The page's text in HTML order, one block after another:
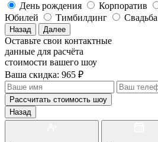
День рождения
Корпоратив
Юбилей
Тимбилдинг Свадьба
Назад Далее
Оставьте свои контактные
данные для расчёта
стоимости вашего шоу
Ваша скидка: 965 ₽
Рассчитать стоимость шоу
Назад